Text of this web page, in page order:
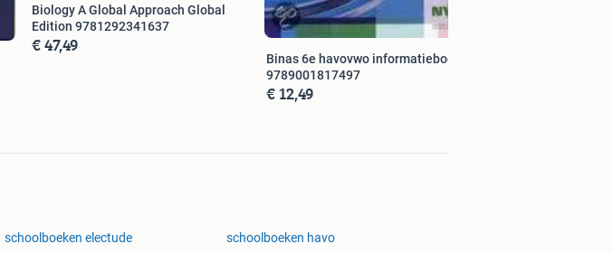
Biology A Global Approach Global
Edition 9781292341637
€ 47,49
Binas 6e havovwo informatieboek
9789001817497
€ 12,49
schoolboeken electude
schoolboeken havo